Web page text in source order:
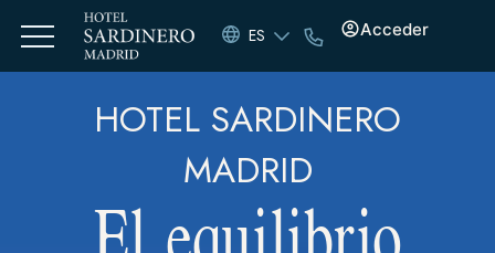
ES Acceder
HOTEL SARDINERO
MADRID